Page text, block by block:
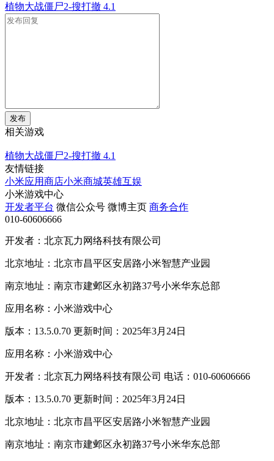
植物大战僵尸2-搜打撤 4.1
发布
相关游戏
植物大战僵尸2-搜打撤 4.1
友情链接
小米应用商店小米商城英雄互娱
小米游戏中心
开发者平台 微信公众号 微博主页 商务合作
010-60606666
开发者：北京瓦力网络科技有限公司
北京地址：北京市昌平区安居路小米智慧产业园
南京地址：南京市建邺区永初路37号小米华东总部
应用名称：小米游戏中心
版本：13.5.0.70 更新时间：2025年3月24日
应用名称：小米游戏中心
开发者：北京瓦力网络科技有限公司 电话：010-60606666
版本：13.5.0.70 更新时间：2025年3月24日
北京地址：北京市昌平区安居路小米智慧产业园
南京地址：南京市建邺区永初路37号小米华东总部